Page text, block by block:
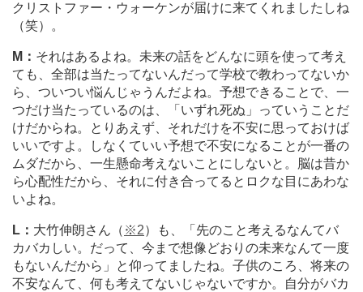
クリストファー・ウォーケンが届けに来てくれましたしね
（笑）。
M： それはあるよね。未来の話をどんなに頭を使って考え
ても、全部は当たってないんだって学校で教わってないか
ら、ついつい悩んじゃうんだよね。予想できることで、一
つだけ当たっているのは、「いずれ死ぬ」っていうことだ
けだからね。とりあえず、それだけを不安に思っておけば
いいですよ。しなくていい予想で不安になることが一番の
ムダだから、一生懸命考えないことにしないと。脳は昔か
ら心配性だから、それに付き合ってるとロクな目にあわな
いよね。
L： 大竹伸朗さん（ ※2）も、「先のこと考えるなんてバ
カバカしい。だって、今まで想像どおりの未来なんて一度
もないんだから」と仰ってましたね。子供のころ、将来の
不安なんて、何も考えてないじゃないですか。自分がバカ